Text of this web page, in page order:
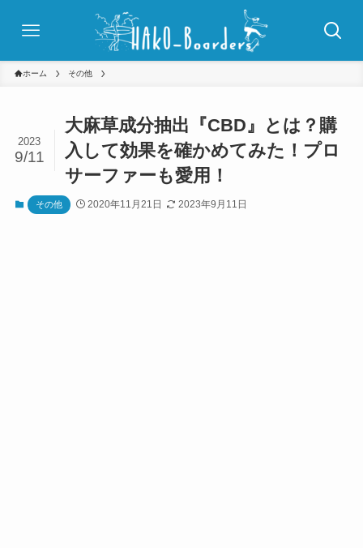
ホーム その他
大麻草成分抽出『CBD』とは？購
入して効果を確かめてみた！プロ
サーファーも愛用！
2023
9/11
その他 2020年11月21日 2023年9月11日